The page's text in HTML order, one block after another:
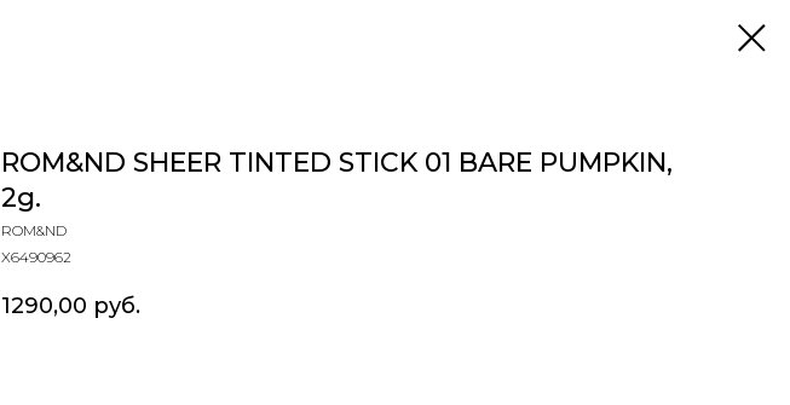
ROM&ND SHEER TINTED STICK 01 BARE PUMPKIN,
2g.
ROM&ND
X6490962
1290,00 руб.